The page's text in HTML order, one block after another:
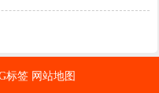
标签 网站地图